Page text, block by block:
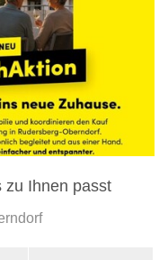
zu Ihnen passt